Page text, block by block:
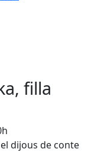
filla
dijous de conte